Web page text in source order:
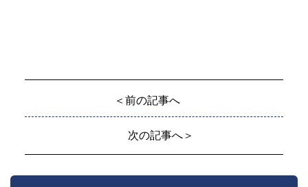
＜前の記事へ
次の記事へ＞